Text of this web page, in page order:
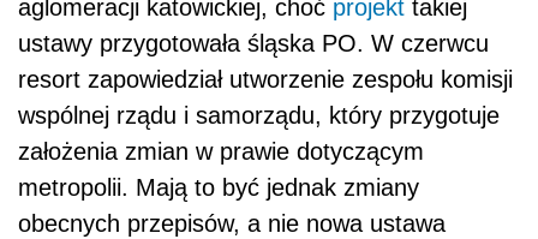
aglomeracji katowickiej, choć projekt takiej
ustawy przygotowała śląska PO. W czerwcu
resort zapowiedział utworzenie zespołu komisji
wspólnej rządu i samorządu, który przygotuje
założenia zmian w prawie dotyczącym
metropolii. Mają to być jednak zmiany
obecnych przepisów, a nie nowa ustawa